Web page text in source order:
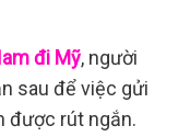
đi Mỹ, người
sau để việc gửi
được rút ngắn.